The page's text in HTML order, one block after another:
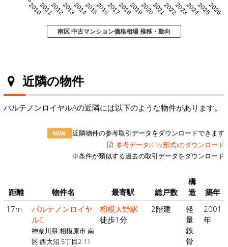
20102011201220132014201520162017201820192020202120222023202420252026
南区 中古マンション価格相場 推移・動向
近隣の物件
パルテノンロイヤルAの近隣には以下のような物件があります。
NEW
近隣物件の参考取引データをダウンロードできます
参考データ(CSV形式)のダウンロード
※条件が類似する過去の取引データをダウンロード
距離 物件名 最寄駅 総戸数
構
造
築年
17m
パルテノンロイヤ
ルC
神奈川県 相模原市 南
区 西大沼 5丁目2-11
相模大野駅
徒歩1分
2階建
軽
量
鉄
骨
2001
年